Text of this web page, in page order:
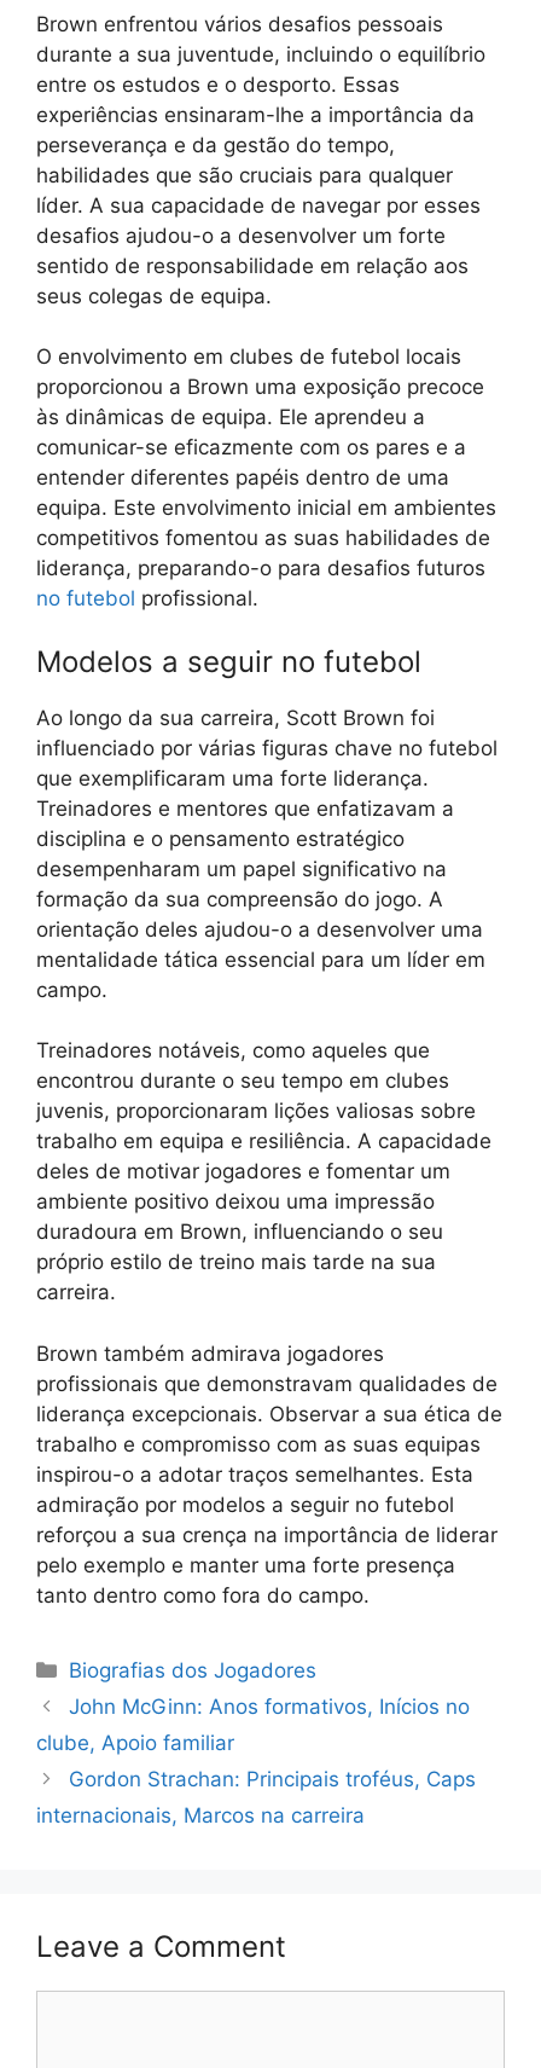
Brown enfrentou vários desafios pessoais
durante a sua juventude, incluindo o equilíbrio
entre os estudos e o desporto. Essas
experiências ensinaram-lhe a importância da
perseverança e da gestão do tempo,
habilidades que são cruciais para qualquer
líder. A sua capacidade de navegar por esses
desafios ajudou-o a desenvolver um forte
sentido de responsabilidade em relação aos
seus colegas de equipa.
O envolvimento em clubes de futebol locais
proporcionou a Brown uma exposição precoce
às dinâmicas de equipa. Ele aprendeu a
comunicar-se eficazmente com os pares e a
entender diferentes papéis dentro de uma
equipa. Este envolvimento inicial em ambientes
competitivos fomentou as suas habilidades de
liderança, preparando-o para desafios futuros
no futebol profissional.
Modelos a seguir no futebol
Ao longo da sua carreira, Scott Brown foi
influenciado por várias figuras chave no futebol
que exemplificaram uma forte liderança.
Treinadores e mentores que enfatizavam a
disciplina e o pensamento estratégico
desempenharam um papel significativo na
formação da sua compreensão do jogo. A
orientação deles ajudou-o a desenvolver uma
mentalidade tática essencial para um líder em
campo.
Treinadores notáveis, como aqueles que
encontrou durante o seu tempo em clubes
juvenis, proporcionaram lições valiosas sobre
trabalho em equipa e resiliência. A capacidade
deles de motivar jogadores e fomentar um
ambiente positivo deixou uma impressão
duradoura em Brown, influenciando o seu
próprio estilo de treino mais tarde na sua
carreira.
Brown também admirava jogadores
profissionais que demonstravam qualidades de
liderança excepcionais. Observar a sua ética de
trabalho e compromisso com as suas equipas
inspirou-o a adotar traços semelhantes. Esta
admiração por modelos a seguir no futebol
reforçou a sua crença na importância de liderar
pelo exemplo e manter uma forte presença
tanto dentro como fora do campo.
Categories
Biografias dos Jogadores
John McGinn: Anos formativos, Inícios no
clube, Apoio familiar
Gordon Strachan: Principais troféus, Caps
internacionais, Marcos na carreira
Leave a Comment